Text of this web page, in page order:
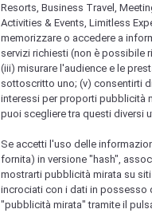
Resorts, Business Travel,
Activities & Events, Limitless
memorizzare o accedere a
servizi richiesti (non è possibile
(iii) misurare l'audience e le
sottoscritto uno; (v) consentirti
interessi per proporti pubblicità
puoi scegliere tra questi diversi
Se accetti l'uso delle
fornita) in versione "hash",
mostrarti pubblicità mirata su
incrociati con i dati in possesso
"pubblicità mirata" tramite il